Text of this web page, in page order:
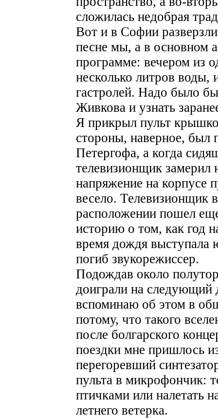
сложилась недобрая
Вот и в Софии
песне мы, а в основном
программе: вечером из
несколько литров воды,
гастролей. Надо было
Живкова и узнать
Я прикрыл пульт
стороны, наверное, был
Петергофа, а когда
телевизионщик
напряжение на корпусе
весело. Телевизионщик
расположении пошел
историю о том, как год
время дождя выступала
погиб звукорежиссер.
Подождав около
доиграли на следующий
вспоминаю об этом в
потому, что такого
после болгарского
поездки мне пришлось
перегоревший
пульта в микрофончик:
птичками или налетать
летнего ветерка.